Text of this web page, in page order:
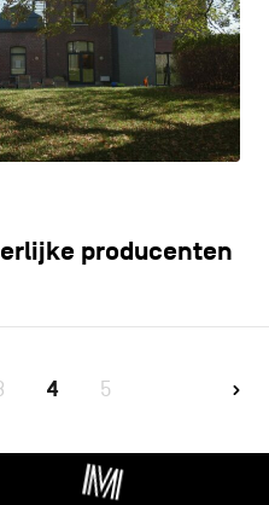
producenten
4 5